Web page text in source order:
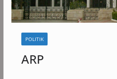
POLITIK
ARP